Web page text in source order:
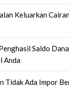
Keluarkan
Saldo
Anda
Tidak Ada Impor